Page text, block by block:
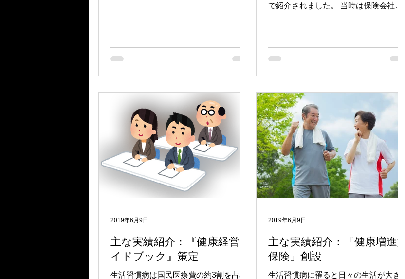
す。
で紹介されました。 当時は保険会社に
主な実績紹介：『健康経営ガ
イドブック』策定
生活習慣病は国民医療費の約3割を占め
2019年6月9日
主な実績紹介：『健康増進型
保険』創設
生活習慣病に罹ると日々の生活が大きく
2019年6月9日